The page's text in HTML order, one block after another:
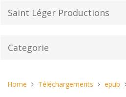
Saint Léger Productions
Categorie
Tu
Home Téléchargements epub